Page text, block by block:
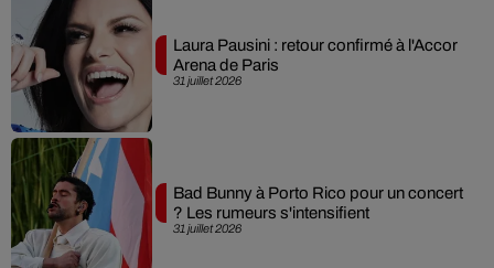
31 juillet 2026
Laura Pausini : retour confirmé à l'Accor
Arena de Paris
31 juillet 2026
Bad Bunny à Porto Rico pour un concert
? Les rumeurs s'intensifient